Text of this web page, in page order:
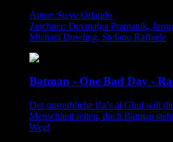
Autor: Steve Orlando
Zeichner: Devmalya Pramanik,
Michael Dowling, Stefano Raffaele
Batman - One Bad Day -
Der unsterbliche Ra’s al Ghul will
Menschheit retten, doch Batman
Weg!